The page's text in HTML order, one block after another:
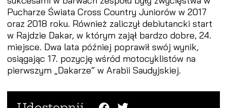
Pucharze Świata Cross Country Juniorów w 2017
oraz 2018 roku. Również zaliczył debiutancki start
w Rajdzie Dakar, w którym zajął bardzo dobre, 24.
miejsce. Dwa lata później poprawił swój wynik,
osiągając 17. pozycję wśród motocyklistów na
pierwszym „Dakarze” w Arabii Saudyjskiej.